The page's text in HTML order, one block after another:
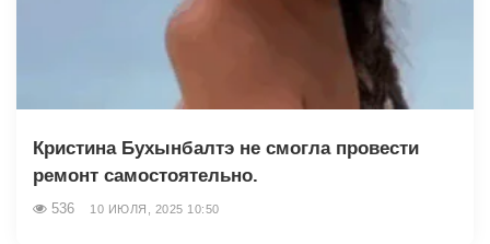
Кристина Бухынбалтэ не смогла провести
ремонт самостоятельно.
536 10 ИЮЛЯ, 2025 10:50